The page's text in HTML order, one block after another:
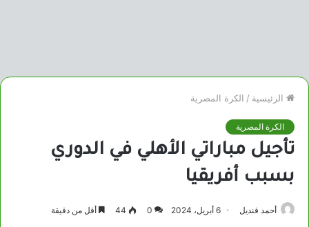
الرئيسية / الكرة المصرية
الكرة المصرية
تأجيل مباراتي الأهلي في الدوري
بسبب أفريقيا
أحمد قنديل 6 أبريل، 2024 0
44 أقل من دقيقة